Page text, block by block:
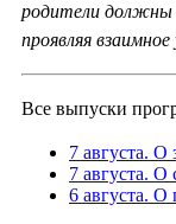
родители должны
проявляя
Все выпуски
7 августа. О
7 августа. О
6 августа.